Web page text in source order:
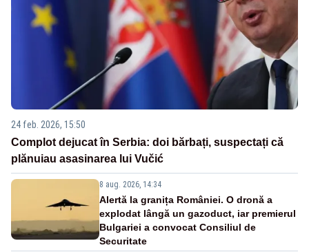
24 feb. 2026, 15:50
Complot dejucat în Serbia: doi bărbați, suspectați că
plănuiau asasinarea lui Vučić
8 aug. 2026, 14:34
Alertă la granița României. O dronă a
explodat lângă un gazoduct, iar premierul
Bulgariei a convocat Consiliul de
Securitate